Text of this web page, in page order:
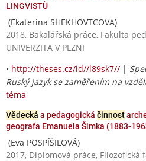
LINGVISTŮ
(Ekaterina SHEKHOVTCOVA)
2018, Bakalářská práce, Fakulta
UNIVERZITA V PLZNI
• http://theses.cz/id//l89sk7// |
Ruský jazyk se zaměřením na
téma
Vědecká a pedagogická činnost
geografa Emanuela Šimka (1883-
(Eva POSPÍŠILOVÁ)
2017, Diplomová práce, Filozofická